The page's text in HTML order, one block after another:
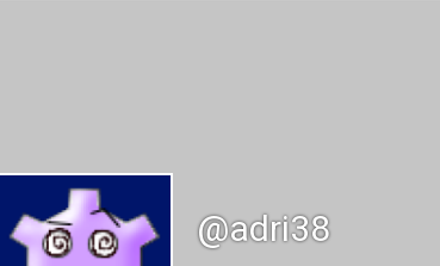
@adri38